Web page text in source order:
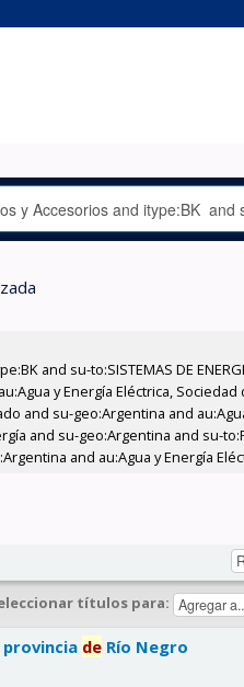
and su-to:SISTEMAS DE
y Energía Eléctrica, Sociedad
and su-geo:Argentina and
and su-geo:Argentina and su-
and au:Agua y Energía
títulos para:
de Río Negro